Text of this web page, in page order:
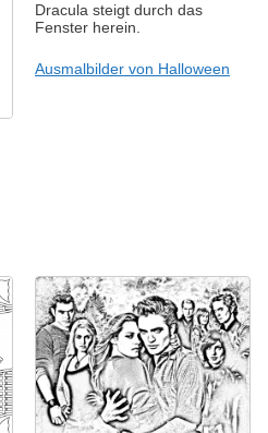
Dracula steigt durch das
Fenster herein.
Ausmalbilder von Halloween